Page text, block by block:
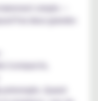
simple —
deux grandes
(compacte,
préremplis. Quand